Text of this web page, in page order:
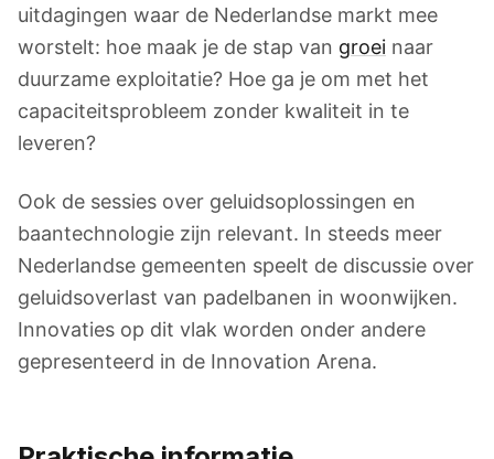
uitdagingen waar de Nederlandse markt mee
worstelt: hoe maak je de stap van groei naar
duurzame exploitatie? Hoe ga je om met het
capaciteitsprobleem zonder kwaliteit in te
leveren?
Ook de sessies over geluidsoplossingen en
baantechnologie zijn relevant. In steeds meer
Nederlandse gemeenten speelt de discussie over
geluidsoverlast van padelbanen in woonwijken.
Innovaties op dit vlak worden onder andere
gepresenteerd in de Innovation Arena.